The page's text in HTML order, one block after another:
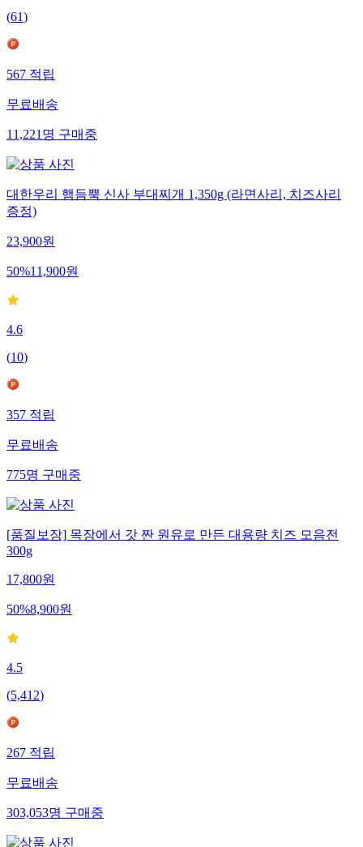
(61)
567 적립
무료배송
11,221 명 구매중
대한우리 햄듬뿍 신사 부대찌개 1,350g (라면사리, 치즈사리
증정)
23,900원
50%11,900원
4.6
(10)
357 적립
무료배송
775명 구매중
[품질보장] 목장에서 갓 짠 원유로 만든 대용량 치즈 모음전
300g
17,800원
50%8,900원
4.5
(5,412)
267 적립
무료배송
303,053명 구매중